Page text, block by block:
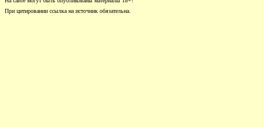
При цитировании ссылка на источник обязательна.